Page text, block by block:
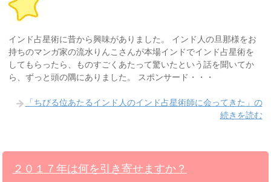
インド占星術に昔から興味がありました。 インド人の旦那様をお
持ちのマンガ家の流水りんこさんが本場インドでインド占星術を
してもらったら、ものすごくあたって驚いたという話を聞いてか
ら、ずっと頭の隅にありました。 スポンサード・・・
「ちびる位あたるインド人のインド占星術師に会ってきた」の
続きを読む
２０１７年は何を引き寄せますか？